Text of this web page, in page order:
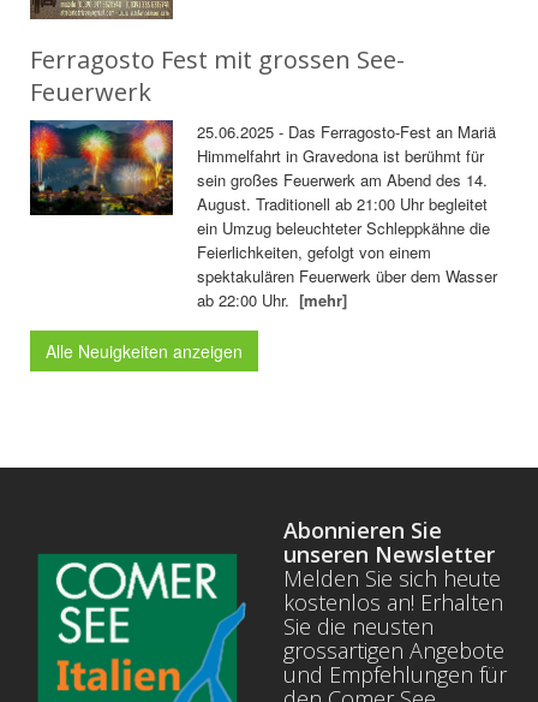
Ferragosto Fest mit grossen See-
Feuerwerk
25.06.2025 - Das Ferragosto-Fest an Mariä
Himmelfahrt in Gravedona ist berühmt für
sein großes Feuerwerk am Abend des 14.
August. Traditionell ab 21:00 Uhr begleitet
ein Umzug beleuchteter Schleppkähne die
Feierlichkeiten, gefolgt von einem
spektakulären Feuerwerk über dem Wasser
ab 22:00 Uhr.[mehr]
Alle Neuigkeiten anzeigen
Abonnieren Sie
unseren Newsletter
Melden Sie sich heute
kostenlos an! Erhalten
Sie die neusten
grossartigen Angebote
und Empfehlungen für